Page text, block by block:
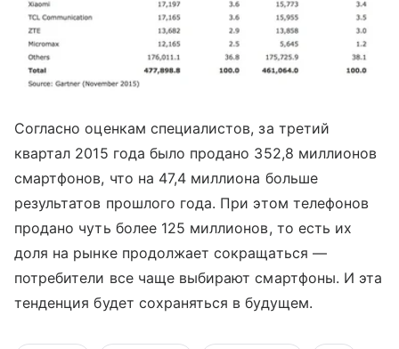
Согласно оценкам специалистов, за третий
квартал 2015 года было продано 352,8 миллионов
смартфонов, что на 47,4 миллиона больше
результатов прошлого года. При этом телефонов
продано чуть более 125 миллионов, то есть их
доля на рынке продолжает сокращаться —
потребители все чаще выбирают смартфоны. И эта
тенденция будет сохраняться в будущем.